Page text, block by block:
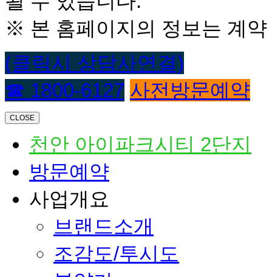
※ 본 홈페이지의 정보는 계
(클릭시 상담사연결)
☎ 1800-6127 사전방문예약
CLOSE
천안 아이파크시티 2단지
방문예약
사업개요
브랜드소개
조감도/투시도